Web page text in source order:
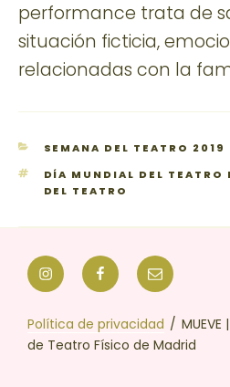
performance trata de
situación ficticia,
relacionadas con la
CATEGORÍAS
SEMANA DEL TEATRO 2019
ETIQUETAS
DÍA MUNDIAL DEL TEATRO
DEL TEATRO
InstagramFacebookCorreo
electrónico
Política de privacidad
de Teatro Físico de Madrid